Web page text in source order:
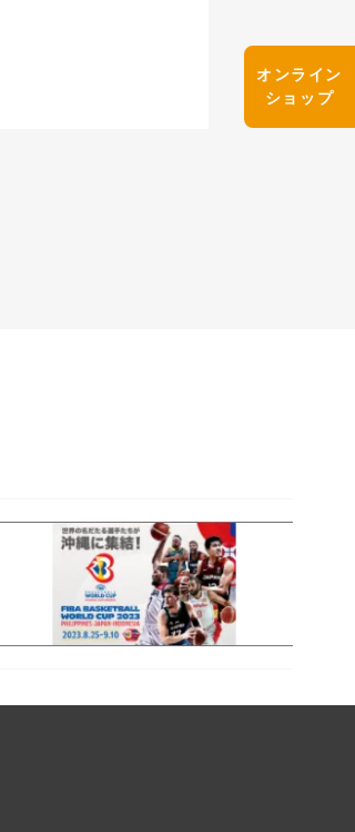
オンライン
ショップ